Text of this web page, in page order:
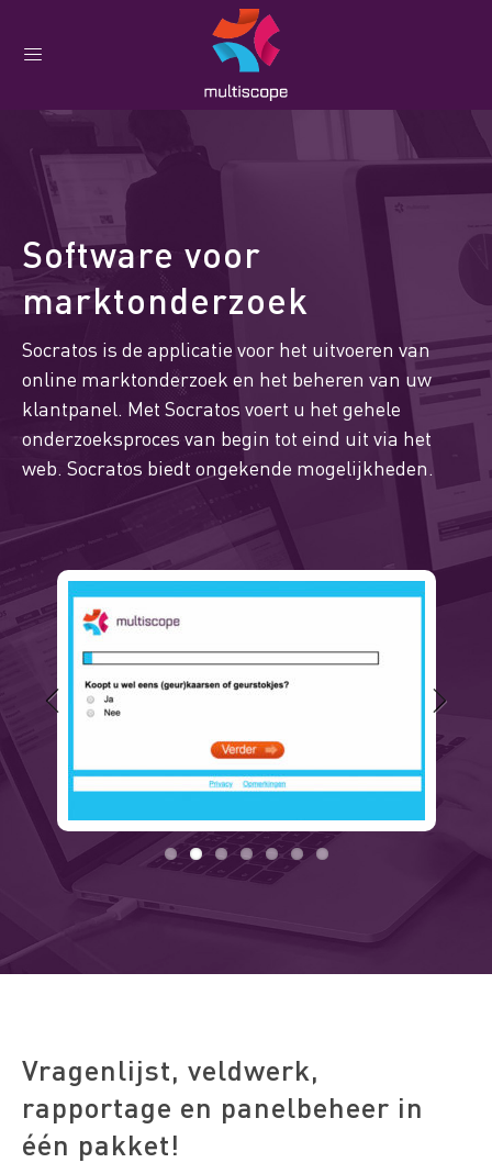
Software voor
marktonderzoek
Socratos is de applicatie voor het uitvoeren van
online marktonderzoek en het beheren van uw
klantpanel. Met Socratos voert u het gehele
onderzoeksproces van begin tot eind uit via het
web. Socratos biedt ongekende mogelijkheden.
Next
Vragenlijst, veldwerk,
rapportage en panelbeheer in
één pakket!